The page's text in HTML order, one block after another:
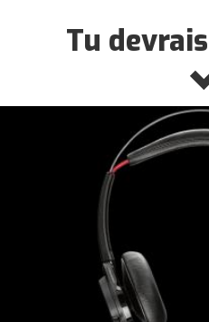
Tu